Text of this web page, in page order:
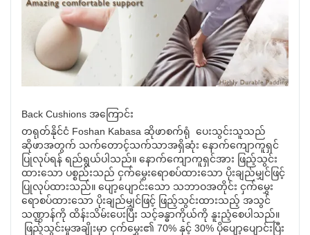
Back Cushions အကြောင်း
တရုတ်နိုင်ငံ Foshan Kabasa ဆိုဖာစက်ရုံ ပေးသွင်းသူသည်
ဆိုဖာအတွက် သက်တောင့်သက်သာအရှိဆုံး နောက်ကျောကူရှင်
ပြုလုပ်ရန် ရည်ရွယ်ပါသည်။ နောက်ကျောကူရှင်အား ဖြည့်သွင်း
ထားသော ပစ္စည်းသည် ငှက်မွှေးရောစပ်ထားသော ပိုးချည်မျှင်ဖြင့်
ပြုလုပ်ထားသည်။ ပျော့ပျောင်းသော သဘာဝအတိုင်း ငှက်မွှေး
ရောစပ်ထားသော ပိုးချည်မျှင်ဖြင့် ဖြည့်သွင်းထားသည့် အသွင်
သဏ္ဌာန်ကို ထိန်းသိမ်းပေးပြီး သင့်ခန္ဓာကိုယ်ကို နူးညံ့စေပါသည်။
ဖြည့်သွင်းမှုအချိုးမှာ ငှက်မွှေး၏ 70% နှင့် 30% ပိုပျော့ပျောင်းပြီး